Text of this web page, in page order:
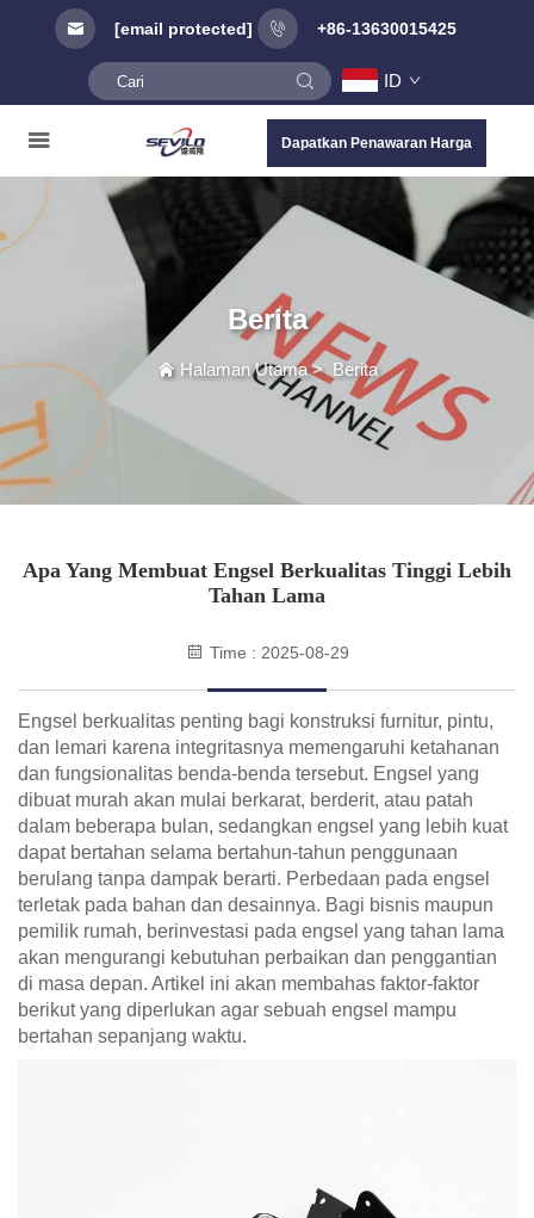
[email protected] +86-13630015425
ID
Dapatkan Penawaran Harga
Berita
Halaman Utama> Berita
Apa Yang Membuat Engsel Berkualitas Tinggi Lebih
Tahan Lama
Time : 2025-08-29
Engsel berkualitas penting bagi konstruksi furnitur, pintu,
dan lemari karena integritasnya memengaruhi ketahanan
dan fungsionalitas benda-benda tersebut. Engsel yang
dibuat murah akan mulai berkarat, berderit, atau patah
dalam beberapa bulan, sedangkan engsel yang lebih kuat
dapat bertahan selama bertahun-tahun penggunaan
berulang tanpa dampak berarti. Perbedaan pada engsel
terletak pada bahan dan desainnya. Bagi bisnis maupun
pemilik rumah, berinvestasi pada engsel yang tahan lama
akan mengurangi kebutuhan perbaikan dan penggantian
di masa depan. Artikel ini akan membahas faktor-faktor
berikut yang diperlukan agar sebuah engsel mampu
bertahan sepanjang waktu.